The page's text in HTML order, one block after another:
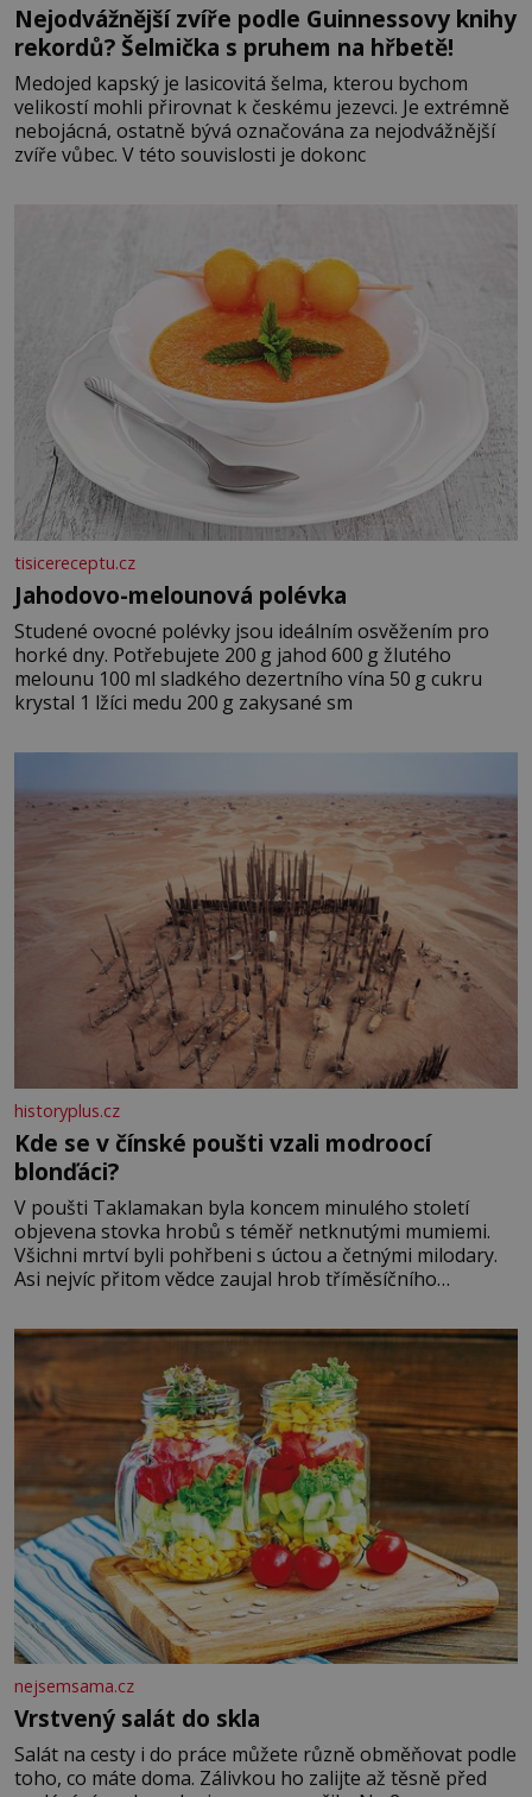
Nejodvážnější zvíře podle Guinnessovy knihy
rekordů? Šelmička s pruhem na hřbetě!
Medojed kapský je lasicovitá šelma, kterou bychom
velikostí mohli přirovnat k českému jezevci. Je extrémně
nebojácná, ostatně bývá označována za nejodvážnější
zvíře vůbec. V této souvislosti je dokonc
tisicereceptu.cz
Jahodovo-melounová polévka
Studené ovocné polévky jsou ideálním osvěžením pro
horké dny. Potřebujete 200 g jahod 600 g žlutého
melounu 100 ml sladkého dezertního vína 50 g cukru
krystal 1 lžíci medu 200 g zakysané sm
historyplus.cz
Kde se v čínské poušti vzali modroocí
blonďáci?
V poušti Taklamakan byla koncem minulého století
objevena stovka hrobů s téměř netknutými mumiemi.
Všichni mrtví byli pohřbeni s úctou a četnými milodary.
Asi nejvíc přitom vědce zaujal hrob tříměsíčního
blonďaté vlásky. Fakt, že jsou těla dávných lidí nesmírně
dobře zachovalá, přičítají odborníci zdejším klimatickým
podmínkám. Sucho, prosolené písky a extrémně
nejsemsama.cz
Vrstvený salát do skla
Salát na cesty i do práce můžete různě obměňovat podle
toho, co máte doma. Zálivkou ho zalijte až těsně před